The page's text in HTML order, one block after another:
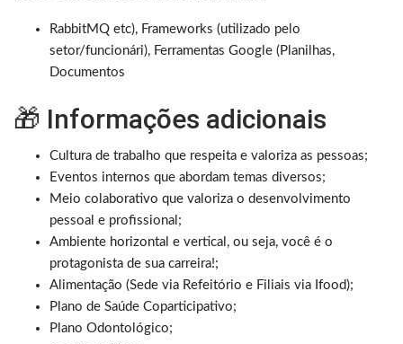
RabbitMQ etc), Frameworks (utilizado pelo
setor/funcionári), Ferramentas Google (Planilhas,
Documentos
🎁 Informações adicionais
Cultura de trabalho que respeita e valoriza as pessoas;
Eventos internos que abordam temas diversos;
Meio colaborativo que valoriza o desenvolvimento
pessoal e profissional;
Ambiente horizontal e vertical, ou seja, você é o
protagonista de sua carreira!;
Alimentação (Sede via Refeitório e Filiais via Ifood);
Plano de Saúde Coparticipativo;
Plano Odontológico;